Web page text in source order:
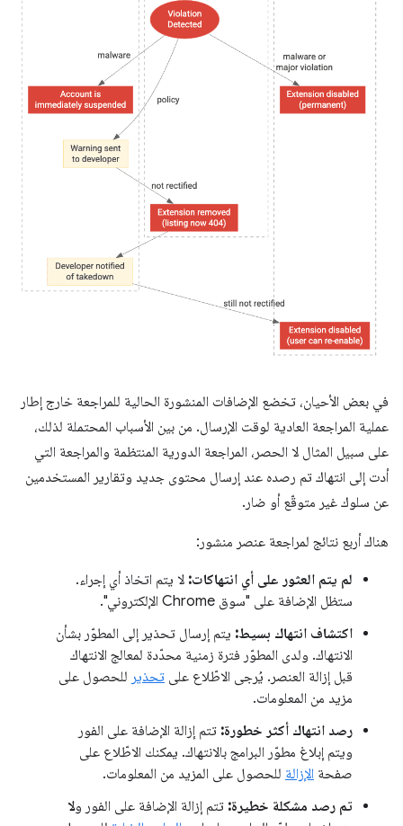
في بعض الأحيان، تخضع الإضافات المنشورة الحالية للمراجعة خارج إطار
عملية المراجعة العادية لوقت الإرسال. من بين الأسباب المحتملة لذلك،
على سبيل المثال لا الحصر، المراجعة الدورية المنتظمة والمراجعة التي
أدت إلى انتهاك تم رصده عند إرسال محتوى جديد وتقارير المستخدمين
عن سلوك غير متوقّع أو ضار.
هناك أربع نتائج لمراجعة عنصر منشور:
لم يتم العثور على أي انتهاكات: لا يتم اتخاذ أي إجراء.
ستظل الإضافة على "سوق Chrome الإلكتروني".
اكتشاف انتهاك بسيط: يتم إرسال تحذير إلى المطوّر بشأن
الانتهاك. ولدى المطوّر فترة زمنية محدّدة لمعالج الانتهاك
قبل إزالة العنصر. يُرجى الاطّلاع على تحذير للحصول على
مزيد من المعلومات.
رصد انتهاك أكثر خطورة: تتم إزالة الإضافة على الفور
ويتم إبلاغ مطوّر البرامج بالانتهاك. يمكنك الاطّلاع على
صفحة الإزالة للحصول على المزيد من المعلومات.
تم رصد مشكلة خطيرة: تتم إزالة الإضافة على الفور ولا